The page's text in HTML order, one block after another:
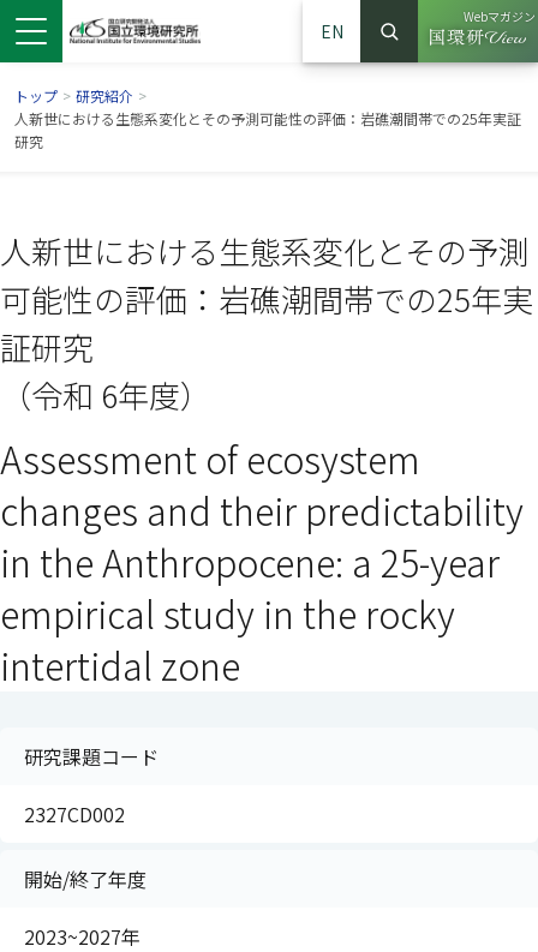
EN
サイト内検索
検索
Webマガジン
（別ウイ
トップ > 研究紹介 >
人新世における生態系変化とその予測可能性の評価：岩礁潮間帯での25年実証
研究
人新世における生態系変化とその予測
可能性の評価：岩礁潮間帯での25年実
証研究
（令和 6年度）
Assessment of ecosystem
changes and their predictability
in the Anthropocene: a 25-year
empirical study in the rocky
intertidal zone
研究課題コード
2327CD002
開始/終了年度
2023~2027年